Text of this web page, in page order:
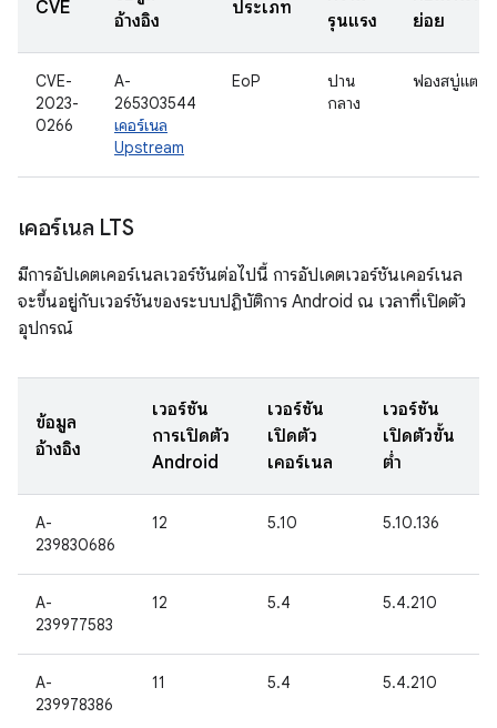
CVE
อ้างอิง
ประเภท
รุนแรง
ย่อย
CVE-
2023-
0266
A-
265303544
เคอร์เนล
Upstream
EoP
ปาน
กลาง
ฟองสบู่แตก
เคอร์เนล LTS
มีการอัปเดตเคอร์เนลเวอร์ชันต่อไปนี้ การอัปเดตเวอร์ชันเคอร์เนล
จะขึ้นอยู่กับเวอร์ชันของระบบปฏิบัติการ Android ณ เวลาที่เปิดตัว
อุปกรณ์
ข้อมูล
อ้างอิง
เวอร์ชัน
การเปิดตัว
Android
เวอร์ชัน
เปิดตัว
เคอร์เนล
เวอร์ชัน
เปิดตัวขั้น
ต่ำ
A-
239830686
12 5.10 5.10.136
A-
239977583
12 5.4 5.4.210
A-
239978386
11 5.4 5.4.210